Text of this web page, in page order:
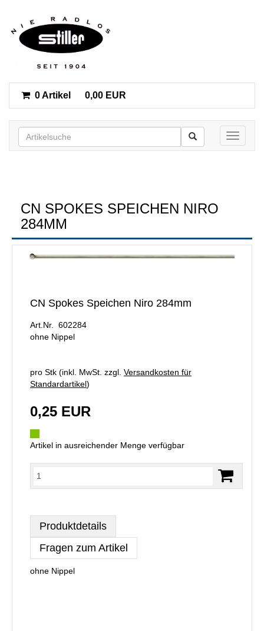
0 Artikel 0,00 EUR
Toggle
CN SPOKES SPEICHEN NIRO
284MM
CN Spokes Speichen Niro 284mm
Art.Nr. 602284
ohne Nippel
pro Stk (inkl. MwSt. zzgl. Versandkosten für
Standardartikel)
0,25 EUR
Artikel in ausreichender Menge verfügbar
Produktdetails
Fragen zum Artikel
ohne Nippel